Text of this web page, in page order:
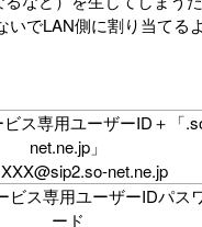
いでLAN側に割り当てる
ス専用ユーザーID＋「
net.ne.jp」
net.ne.jp
ビス専用ユーザーIDパス
ード